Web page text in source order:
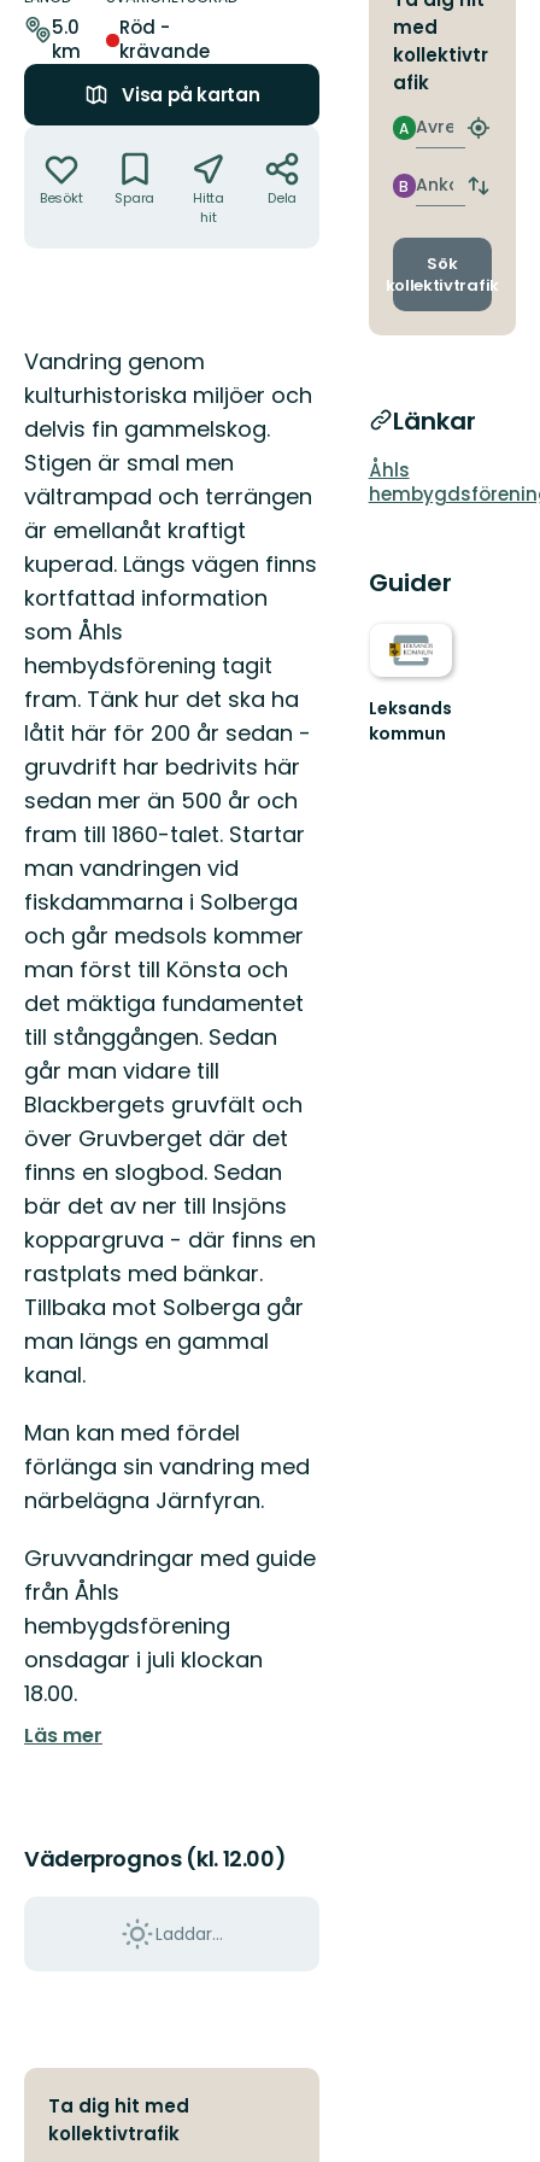
leden
5.0
km
Röd -
krävande
Visa på kartan
Besökt Spara
Hitta
hit
Dela
Beskrivning
Vandring genom
kulturhistoriska miljöer och
delvis fin gammelskog.
Stigen är smal men
vältrampad och terrängen
är emellanåt kraftigt
kuperad. Längs vägen finns
kortfattad information
som Åhls
hembydsförening tagit
fram. Tänk hur det ska ha
låtit här för 200 år sedan -
gruvdrift har bedrivits här
sedan mer än 500 år och
fram till 1860-talet. Startar
man vandringen vid
fiskdammarna i Solberga
och går medsols kommer
man först till Könsta och
det mäktiga fundamentet
till stånggången. Sedan
går man vidare till
Blackbergets gruvfält och
över Gruvberget där det
finns en slogbod. Sedan
bär det av ner till Insjöns
koppargruva - där finns en
rastplats med bänkar.
Tillbaka mot Solberga går
man längs en gammal
kanal.
Man kan med fördel
förlänga sin vandring med
närbelägna Järnfyran.
Gruvvandringar med guide
från Åhls
hembygdsförening
onsdagar i juli klockan
18.00.
Läs mer
Väderprognos (kl. 12.00)
Laddar...
Ta dig hit med
kollektivtrafik
med
kollektivtr
afik
Avresa
A
Hitta
Ankomst
B
Byt
och
Sök
kollektivtrafik
Länkar
Åhls
Guider
Leksands
kommun